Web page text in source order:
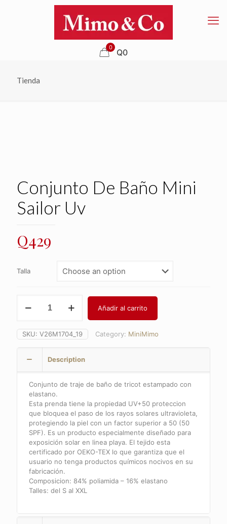
0 Q0
Tienda
Conjunto De Baño Mini
Sailor Uv
Q429
Talla
Mini
Sailor
Añadir al carrito
SKU: V26M1704_19 Category: MiniMimo
Description
Conjunto de traje de baño de tricot estampado con
elastano.
Esta prenda tiene la propiedad UV+50 proteccion
que bloquea el paso de los rayos solares ultravioleta,
protegiendo la piel con un factor superior a 50 (50
SPF). Es un producto especialmente diseñado para
exposición solar en linea playa. El tejido esta
certificado por OEKO-TEX lo que garantiza que el
usuario no tenga productos químicos nocivos en su
fabricación.
Composicion: 84% poliamida – 16% elastano
Talles: del S al XXL